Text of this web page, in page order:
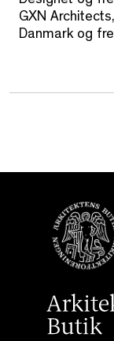
GXN
Danmark og